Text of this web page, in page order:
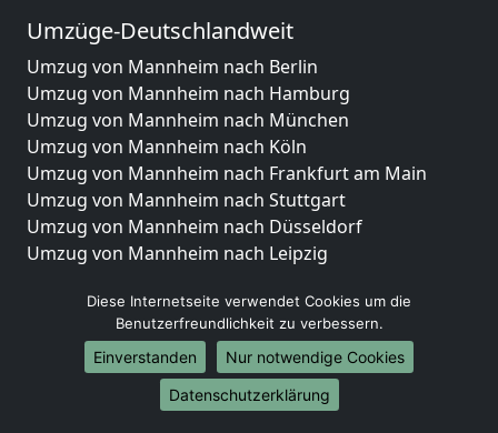
Umzüge-Deutschlandweit
Umzug von Mannheim nach Berlin
Umzug von Mannheim nach Hamburg
Umzug von Mannheim nach München
Umzug von Mannheim nach Köln
Umzug von Mannheim nach Frankfurt am Main
Umzug von Mannheim nach Stuttgart
Umzug von Mannheim nach Düsseldorf
Umzug von Mannheim nach Leipzig
Umzug von Mannheim nach Essen
Umzug von Mannheim nach Bremen
Umzug von Mannheim nach Dresden
Umzug von Mannheim nach Hannover
Umzug von Mannheim nach Nürnberg
Diese Internetseite verwendet Cookies um die
Benutzerfreundlichkeit zu verbessern.
Einverstanden
Nur notwendige Cookies
Datenschutzerklärung